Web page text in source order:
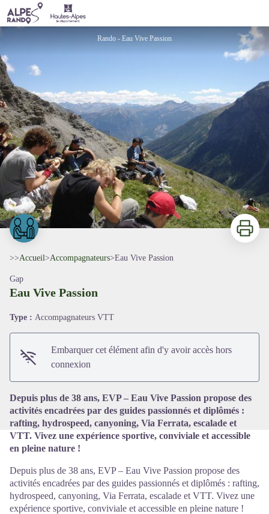
Eau Vive Passion
Rando - Eau Vive Passion
Voir l'image en plein écran
Imprimer
>>Accueil>Accompagnateurs>Eau Vive Passion
Gap
Eau Vive Passion
Type : Accompagnateurs VTT
Embarquer cet élément afin d'y avoir accès hors
connexion
Depuis plus de 38 ans, EVP – Eau Vive Passion propose des
activités encadrées par des guides passionnés et diplômés :
rafting, hydrospeed, canyoning, Via Ferrata, escalade et
VTT. Vivez une expérience sportive, conviviale et accessible
en pleine nature !
Depuis plus de 38 ans, EVP – Eau Vive Passion propose des
activités encadrées par des guides passionnés et diplômés : rafting,
hydrospeed, canyoning, Via Ferrata, escalade et VTT. Vivez une
expérience sportive, conviviale et accessible en pleine nature !